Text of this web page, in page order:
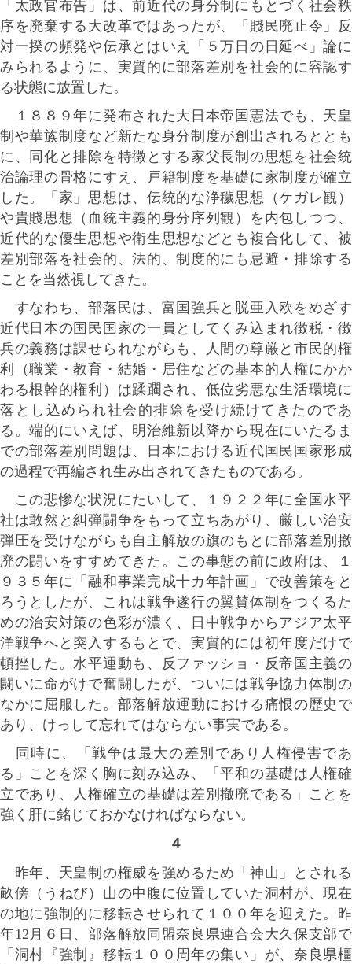
「太政官布告」は、前近代の身分制にもとづく社会秩
序を廃棄する大改革ではあったが、「賤民廃止令」反
対一揆の頻発や伝承とはいえ「５万日の日延べ」論に
みられるように、実質的に部落差別を社会的に容認す
る状態に放置した。
１８８９年に発布された大日本帝国憲法でも、天皇
制や華族制度など新たな身分制度が創出されるととも
に、同化と排除を特徴とする家父長制の思想を社会統
治論理の骨格にすえ、戸籍制度を基礎に家制度が確立
した。「家」思想は、伝統的な浄穢思想（ケガレ観）
や貴賤思想（血統主義的身分序列観）を内包しつつ、
近代的な優生思想や衛生思想などとも複合化して、被
差別部落を社会的、法的、制度的にも忌避・排除する
ことを当然視してきた。
すなわち、部落民は、富国強兵と脱亜入欧をめざす
近代日本の国民国家の一員としてくみ込まれ徴税・徴
兵の義務は課せられながらも、人間の尊厳と市民的権
利（職業・教育・結婚・居住などの基本的人権にかか
わる根幹的権利）は蹂躙され、低位劣悪な生活環境に
落とし込められ社会的排除を受け続けてきたのであ
る。端的にいえば、明治維新以降から現在にいたるま
での部落差別問題は、日本における近代国民国家形成
の過程で再編され生み出されてきたものである。
この悲惨な状況にたいして、１９２２年に全国水平
社は敢然と糾弾闘争をもって立ちあがり、厳しい治安
弾圧を受けながらも自主解放の旗のもとに部落差別撤
廃の闘いをすすめてきた。この事態の前に政府は、１
９３５年に「融和事業完成十カ年計画」で改善策をと
ろうとしたが、これは戦争遂行の翼賛体制をつくるた
めの治安対策の色彩が濃く、日中戦争からアジア太平
洋戦争へと突入するもとで、実質的には初年度だけで
頓挫した。水平運動も、反ファッショ・反帝国主義の
闘いに命がけで奮闘したが、ついには戦争協力体制の
なかに屈服した。部落解放運動における痛恨の歴史で
あり、けっして忘れてはならない事実である。
同時に、「戦争は最大の差別であり人権侵害であ
る」ことを深く胸に刻み込み、「平和の基礎は人権確
立であり、人権確立の基礎は差別撤廃である」ことを
強く肝に銘じておかなければならない。
４
昨年、天皇制の権威を強めるため「神山」とされる
畝傍（うねび）山の中腹に位置していた洞村が、現在
の地に強制的に移転させられて１００年を迎えた。昨
年12月６日、部落解放同盟奈良県連合会大久保支部で
「洞村『強制』移転１００周年の集い」が、奈良県橿